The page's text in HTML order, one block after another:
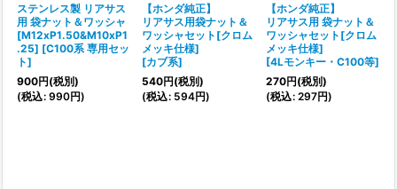
ステンレス製 リアサス
用 袋ナット＆ワッシャ
[M12xP1.50&M10xP1
.25] [C100系 専用セッ
ト]
900円(税別)
(税込: 990円)
【ホンダ純正】
リアサス用袋ナット＆
ワッシャセット[クロム
メッキ仕様]
[カブ系]
540円(税別)
(税込: 594円)
【ホンダ純正】
リアサス用 袋ナット＆
ワッシャセット[クロム
メッキ仕様]
[4Lモンキー・C100等]
270円(税別)
(税込: 297円)